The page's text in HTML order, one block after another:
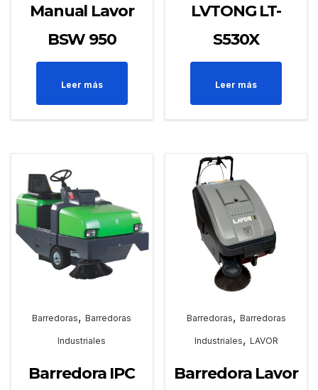
Manual Lavor
BSW 950
Leer más
LVTONG LT-
S530X
Leer más
Barredoras,Barredoras
Industriales
Barredora IPC
Barredoras, Barredoras
Industriales, LAVOR
Barredora Lavor